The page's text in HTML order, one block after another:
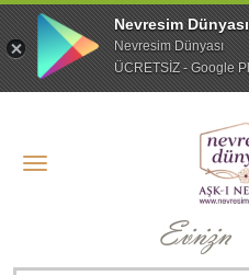
Nevresim Dünyası
Nevresim Dünyası
ÜCRETSİZ - Google